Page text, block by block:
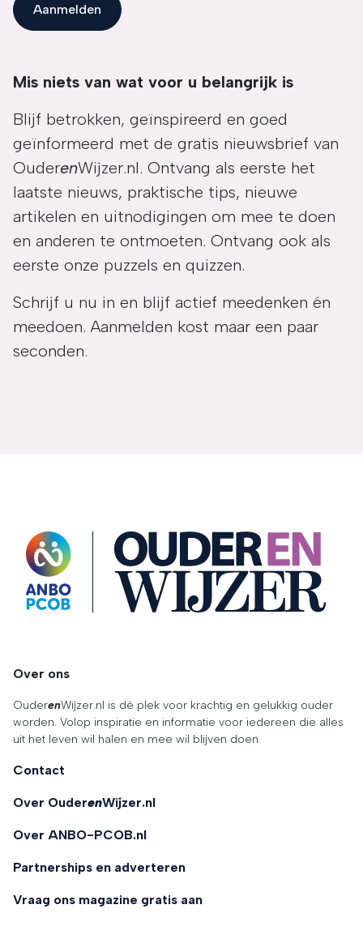
Aanmelden
Mis niets van wat voor u belangrijk is
Blijf betrokken, geïnspireerd en goed
geïnformeerd met de gratis nieuwsbrief van
OuderenWijzer.nl. Ontvang als eerste het
laatste nieuws, praktische tips, nieuwe
artikelen en uitnodigingen om mee te doen
en anderen te ontmoeten. Ontvang ook als
eerste onze puzzels en quizzen.
Schrijf u nu in en blijf actief meedenken én
meedoen. Aanmelden kost maar een paar
seconden.
OuderENwijzer
Over ons
OuderenWijzer.nl is dé plek voor krachtig en gelukkig ouder
worden. Volop inspiratie en informatie voor iedereen die alles
uit het leven wil halen en mee wil blijven doen.
Contact
Over OuderenWijzer.nl
Over ANBO-PCOB.nl
Partnerships en adverteren
Vraag ons magazine gratis aan